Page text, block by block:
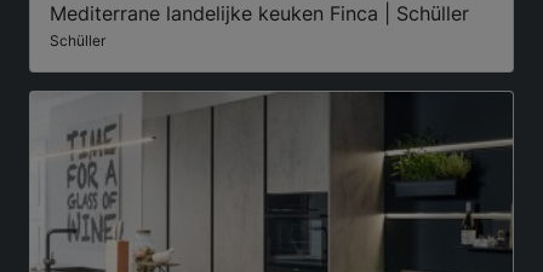
Mediterrane landelijke keuken Finca | Schüller
Schüller